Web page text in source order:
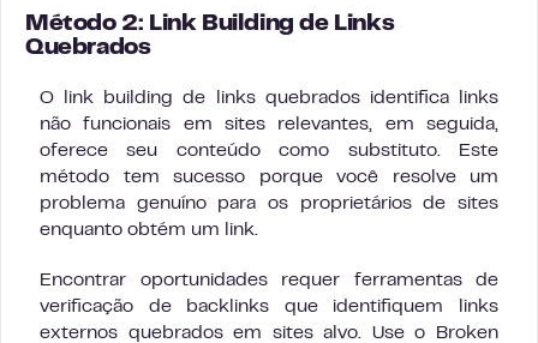
Método 2: Link Building de Links
Quebrados
O link building de links quebrados identifica links
não funcionais em sites relevantes, em seguida,
oferece seu conteúdo como substituto. Este
método tem sucesso porque você resolve um
problema genuíno para os proprietários de sites
enquanto obtém um link.
Encontrar oportunidades requer ferramentas de
verificação de backlinks que identifiquem links
externos quebrados em sites alvo. Use o Broken